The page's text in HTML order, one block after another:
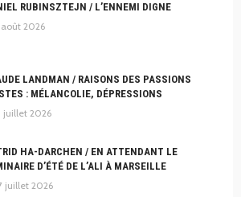
RUBINSZTEJN / L’ENNEMI DIGNE
2026
LANDMAN / RAISONS DES PASSIONS
: MÉLANCOLIE, DÉPRESSIONS
juillet 2026
HA-DARCHEN / EN ATTENDANT LE
D’ÉTÉ DE L’ALI À MARSEILLE
juillet 2026